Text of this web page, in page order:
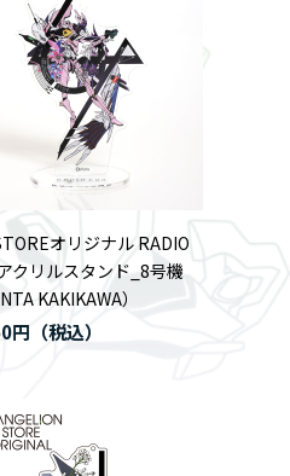
オリジナル RADIO
クリルスタンド_8号機
KAKIKAWA）
円